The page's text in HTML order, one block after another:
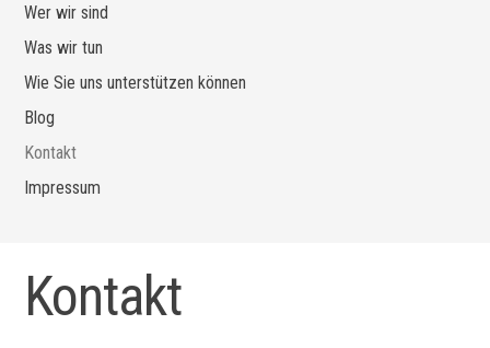
Wer wir sind
Was wir tun
Wie Sie uns unterstützen können
Blog
Kontakt
Impressum
Kontakt